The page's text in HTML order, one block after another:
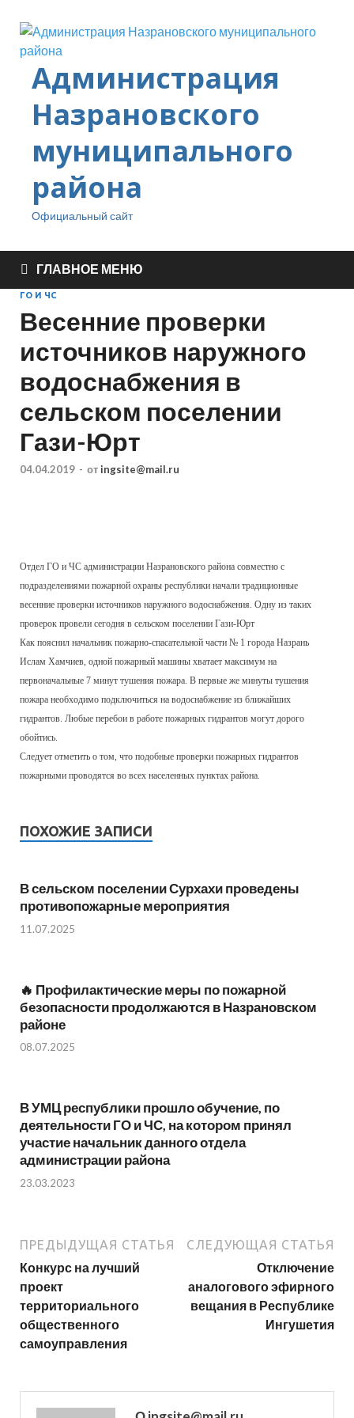
Администрация
Назрановского
муниципального
района
Официальный сайт
ГЛАВНОЕ МЕНЮ
ГО И ЧС
Весенние проверки
источников наружного
водоснабжения в
сельском поселении
Гази-Юрт
04.04.2019 - от ingsite@mail.ru
Отдел ГО и ЧС администрации Назрановского района совместно с
подразделениями пожарной охраны республики начали традиционные
весенние проверки источников наружного водоснабжения. Одну из таких
проверок провели сегодня в сельском поселении Гази-Юрт
Как пояснил начальник пожарно-спасательной части № 1 города Назрань
Ислам Хамчиев, одной пожарный машины хватает максимум на
первоначальные 7 минут тушения пожара. В первые же минуты тушения
пожара необходимо подключиться на водоснабжение из ближайших
гидрантов. Любые перебои в работе пожарных гидрантов могут дорого
обойтись.
Следует отметить о том, что подобные проверки пожарных гидрантов
пожарными проводятся во всех населенных пунктах района.
ПОХОЖИЕ ЗАПИСИ
В сельском поселении Сурхахи проведены
противопожарные мероприятия
11.07.2025
🔥 Профилактические меры по пожарной
безопасности продолжаются в Назрановском
районе
08.07.2025
В УМЦ республики прошло обучение, по
деятельности ГО и ЧС, на котором принял
участие начальник данного отдела
администрации района
23.03.2023
ПРЕДЫДУЩАЯ СТАТЬЯ
Конкурс на лучший
проект
территориального
общественного
самоуправления
СЛЕДУЮЩАЯ СТАТЬЯ
Отключение
аналогового эфирного
вещания в Республике
Ингушетия